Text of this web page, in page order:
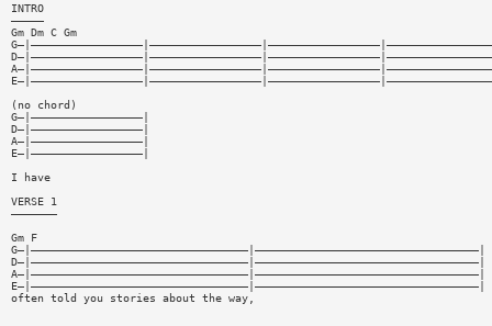
INTRO
—————
Gm Dm C Gm
(no chord)
G—|—————————————————|
D—|—————————————————|
A—|—————————————————|
E—|—————————————————|
I have
VERSE 1
———————
Gm F
G—|—————————————————————————————————|——————————————————————————————————|
D—|—————————————————————————————————|——————————————————————————————————|
A—|—————————————————————————————————|——————————————————————————————————|
E—|—————————————————————————————————|——————————————————————————————————|
often told you stories about the way,